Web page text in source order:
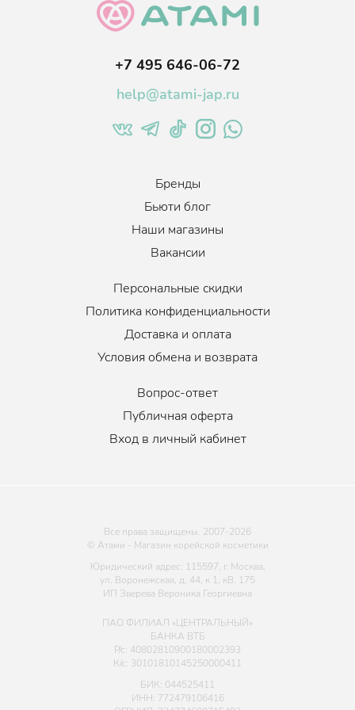
+7 495 646-06-72
help@atami-jap.ru
Бренды
Бьюти блог
Наши магазины
Вакансии
Персональные скидки
Политика конфиденциальности
Доставка и оплата
Условия обмена и возврата
Вопрос-ответ
Публичная оферта
Вход в личный кабинет
Все права защищены. 2007-2026
© Атами - Магазин корейской косметики
Юридический адрес: 115597, г. Москва,
ул. Воронежская, д. 44, к 1, кВ. 175
ИП Зверева Вероника Георгиевна
ПАО ФИЛИАЛ «ЦЕНТРАЛЬНЫЙ»
БАНКА ВТБ
Р/с: 40802810900180002393
К/с: 30101810145250000411
БИК: 044525411
ИНН: 772479106416